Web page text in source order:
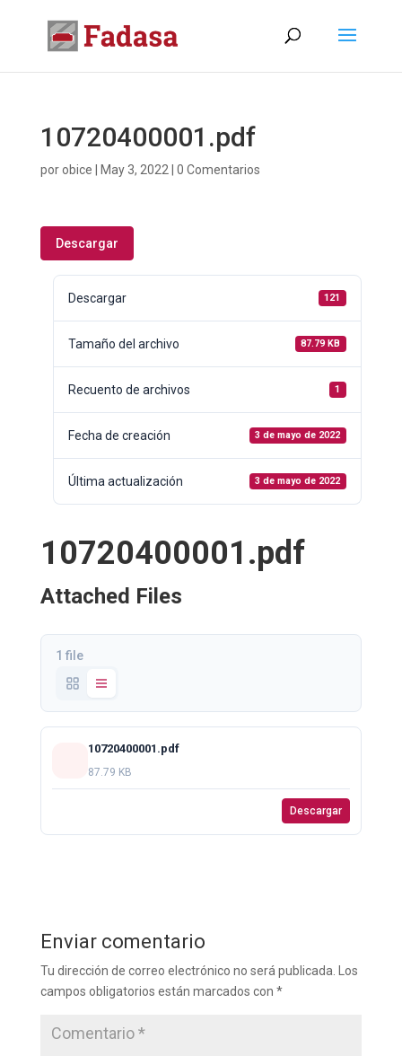
10720400001.pdf
porobice May 3, 2022 0 Comentarios
Descargar
Descargar 121
Tamaño del archivo 87.79 KB
Recuento de archivos 1
Fecha de creación 3 de mayo de 2022
Última actualización 3 de mayo de 2022
10720400001.pdf
Attached Files
1 file
10720400001.pdf
87.79 KB
Descargar
Enviar comentario
Tu dirección de correo electrónico no será publicada.
Los
campos obligatorios están marcados con *